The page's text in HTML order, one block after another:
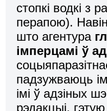
стопкі водкі з
перапою).
што агентура
імперцамі ў
падзужваюць
імі ў адзіных
рэдакцыі,